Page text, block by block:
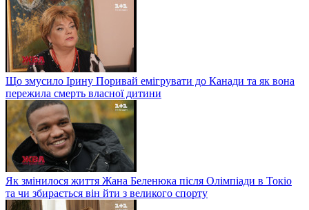
Що змусило Ірину Поривай емігрувати до Канади та як вона
пережила смерть власної дитини
Як змінилося життя Жана Беленюка після Олімпіади в Токіо
та чи збирається він йти з великого спорту